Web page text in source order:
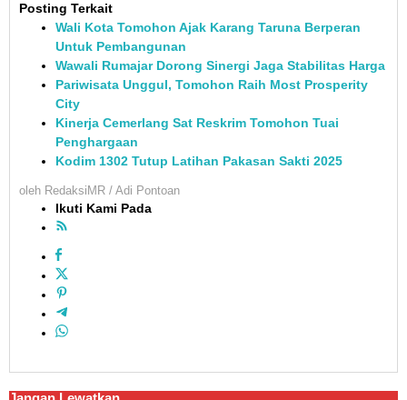
Posting Terkait
Wali Kota Tomohon Ajak Karang Taruna Berperan
Untuk Pembangunan
Wawali Rumajar Dorong Sinergi Jaga Stabilitas Harga
Pariwisata Unggul, Tomohon Raih Most Prosperity
City
Kinerja Cemerlang Sat Reskrim Tomohon Tuai
Penghargaan
Kodim 1302 Tutup Latihan Pakasan Sakti 2025
oleh RedaksiMR / Adi Pontoan
Ikuti Kami Pada